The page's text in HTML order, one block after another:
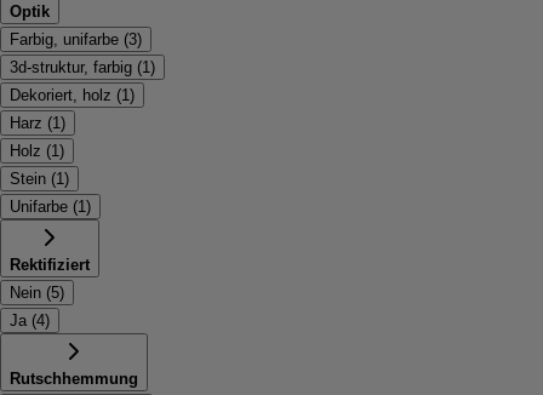
Optik
Farbig, unifarbe (3)
3d-struktur, farbig (1 )
Dekoriert, holz (1 )
Harz (1 )
Holz (1 )
Stein (1 )
Unifarbe (1 )
Rektifiziert
Nein (5)
Ja (4)
Rutschhemmung